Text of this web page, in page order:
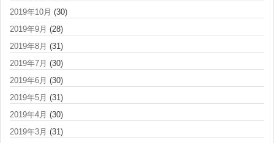
2019年10月 (30)
2019年9月 (28)
2019年8月 (31)
2019年7月 (30)
2019年6月 (30)
2019年5月 (31)
2019年4月 (30)
2019年3月 (31)